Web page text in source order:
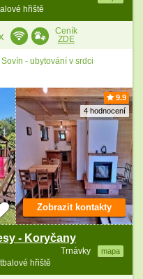
hřiště
Ceník
ZDE
- ubytování v srdci
9.9
4 hodnocení
- Koryčany
Trnávky mapa
hřiště
Zobrazit kontakty